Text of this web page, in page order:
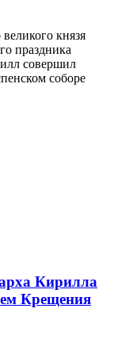
князя
праздника
совершил
соборе
Кирилла
Крещения